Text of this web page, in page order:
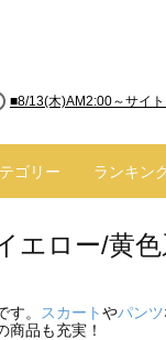
■8/13(木)AM2:00～サイ
ゴリー ランキン
エロー/黄色
す。 スカートやパンツ
商品も充実！